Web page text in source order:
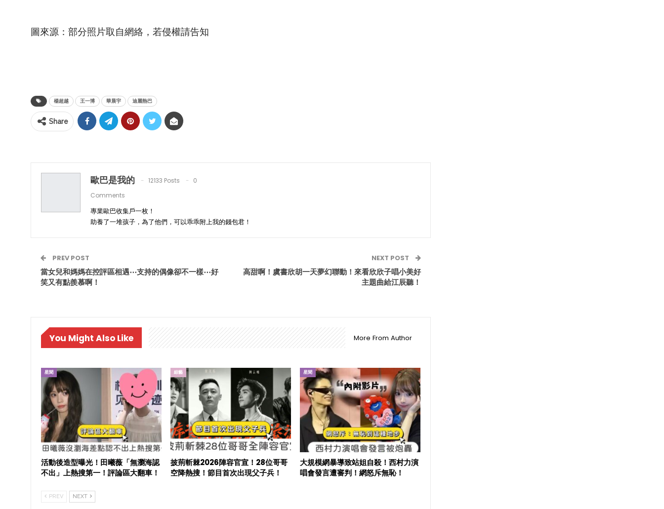
圖來源：部分照片取自網絡，若侵權請告知
楊超越 王一博 華晨宇 迪麗熱巴
Share
歐巴是我的 12133 Posts
0
Comments
專業歐巴收集戶一枚！
助養了一堆孩子，為了他們，可以乖乖附上我的錢包君！
PREV POST
當女兒和媽媽在控評區相遇⋯支持的偶像卻不一樣⋯好
笑又有點羨慕啊！
NEXT POST
高甜啊！虞書欣胡一天夢幻聯動！來看欣欣子唱小美好
主題曲給江辰聽！
You Might Also Like More From Author
星聞
活動後造型曝光！田曦薇「無瀏海認
不出」上熱搜第一！評論區大翻車！
綜藝
披荊斬棘2026陣容官宣！28位哥哥
空降熱搜！節目首次出現父子兵！
星聞
大規模網暴導致站姐自殺！西村力演
唱會發言遭審判！網怒斥無恥！
PREV NEXT